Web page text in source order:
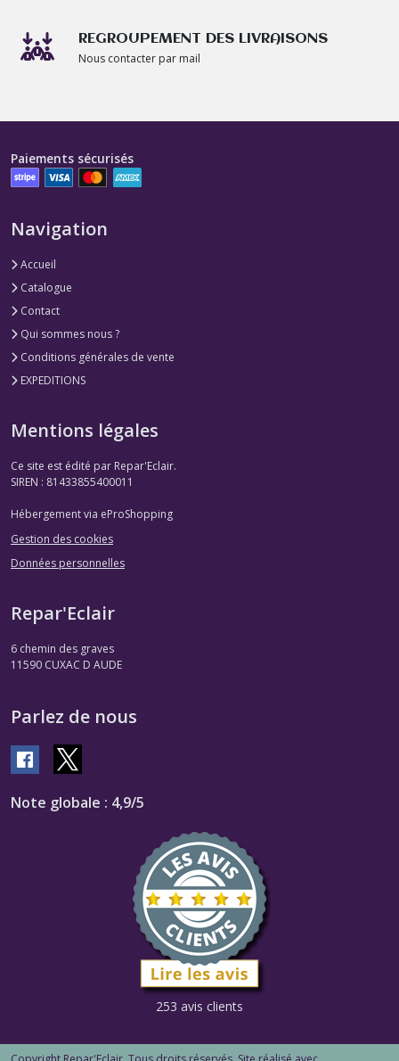
REGROUPEMENT DES LIVRAISONS
Nous contacter par mail
Paiements sécurisés
Navigation
Accueil
Catalogue
Contact
Qui sommes nous ?
Conditions générales de vente
EXPEDITIONS
Mentions légales
Ce site est édité par Repar'Eclair.
SIREN : 81433855400011
Hébergement via eProShopping
Gestion des cookies
Données personnelles
Repar'Eclair
6 chemin des graves
11590 CUXAC D AUDE
Parlez de nous
Note globale : 4,9/5
253 avis clients